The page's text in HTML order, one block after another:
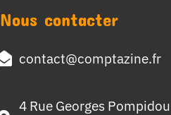
Nous contacter
contact@comptazine.fr
4 Rue Georges Pompidou